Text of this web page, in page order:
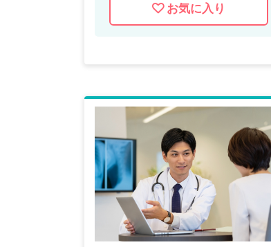
お気に入り